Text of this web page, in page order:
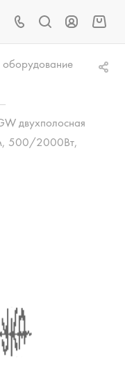
оборудование
двухполосная
500/2000Вт,